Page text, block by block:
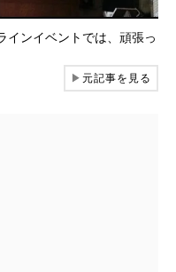
インイベントでは、頑張っ
▶元記事を見る